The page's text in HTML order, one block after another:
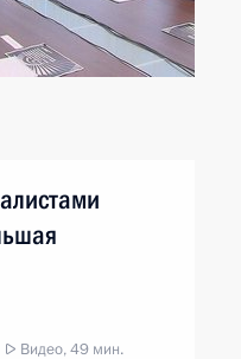
Видео, 49 мин.